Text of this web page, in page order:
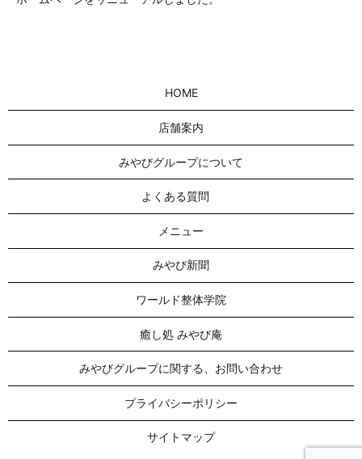
HOME
店舗案内
みやびグループについて
よくある質問
メニュー
みやび新聞
ワールド整体学院
癒し処 みやび庵
みやびグループに関する、お問い合わせ
プライバシーポリシー
サイトマップ